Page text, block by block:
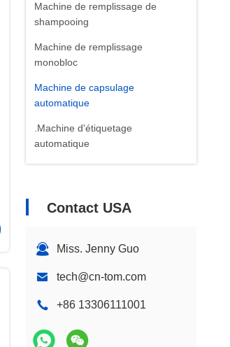
Machine de remplissage de
shampooing
Machine de remplissage
monobloc
Machine de capsulage
automatique
.Machine d'étiquetage
automatique
Contact USA
Miss. Jenny Guo
tech@cn-tom.com
+86 13306111001